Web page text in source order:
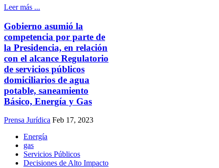
Leer más ...
Gobierno asumió la
competencia por parte de
la Presidencia, en relación
con el alcance Regulatorio
de servicios públicos
domiciliarios de agua
potable, saneamiento
Básico, Energía y Gas
Prensa Jurídica Feb 17, 2023
Energía
gas
Servicios Públicos
Decisiones de Alto Impacto